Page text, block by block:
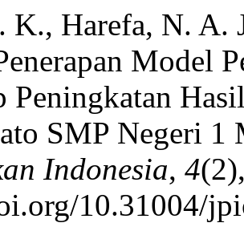
K., Harefa, N. A.
Model
Peningkatan
SMP Negeri 1
Indonesia, 4
10.31004/